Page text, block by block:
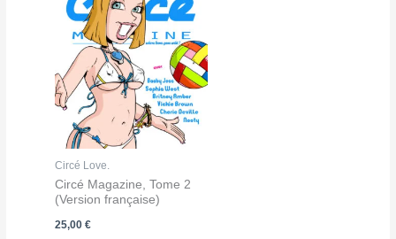
Circé Love.
Circé Magazine, Tome 2
(Version française)
25,00€